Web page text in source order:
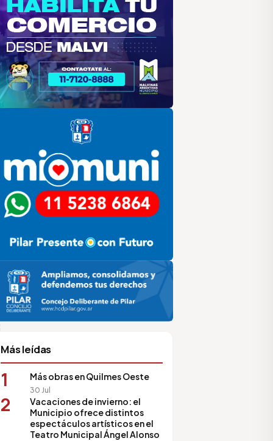
HCD
de Medios Vecinales
Más leídas
1 Más obras en Quilmes Oeste
30 Jul
2
Vacaciones de invierno: el
Municipio ofrece distintos
espectáculos artísticos en el
Teatro Municipal Ángel Alonso